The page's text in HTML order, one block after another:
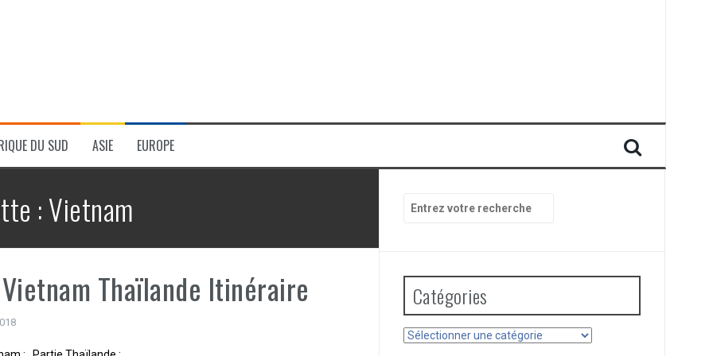
DU SUD ASIE EUROPE
:Vietnam
Thaïlande Itinéraire
pour
Catégories
Catégories